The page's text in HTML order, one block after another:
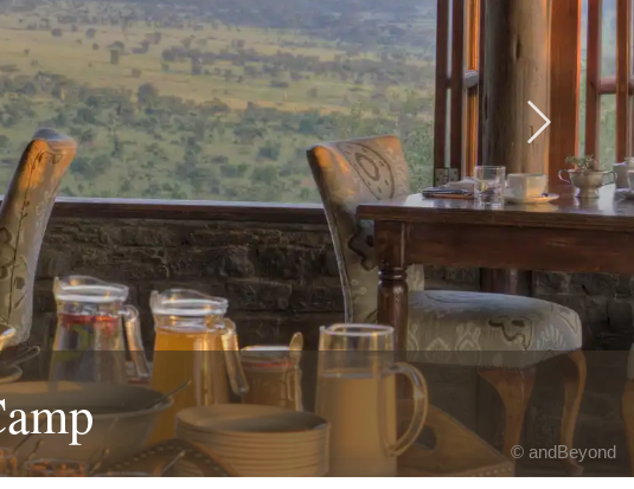
© andBeyond
Next